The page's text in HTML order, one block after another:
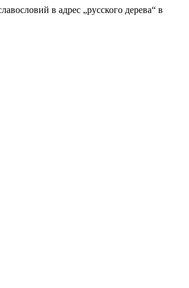
в адрес „русского дерева“ в